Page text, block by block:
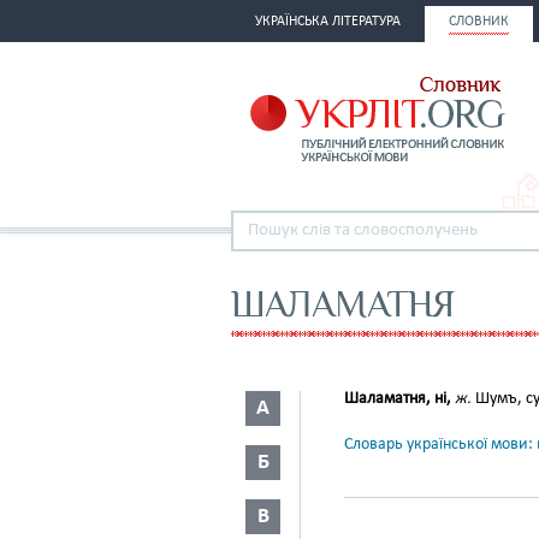
УКРАЇНСЬКА ЛІТЕРАТУРА СЛОВНИК
ШАЛАМАТНЯ
А
Б
В
Шаламатня, ні, ж. Шумъ,
Словарь української